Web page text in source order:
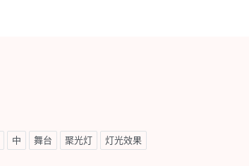
中 舞台 聚光灯 灯光效果